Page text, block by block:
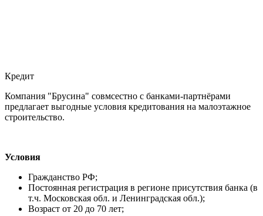
Кредит
Компания "Брусина" совмсестно с банками-партнёрами
предлагает выгодные условия кредитования на малоэтажное
строительство.
Условия
Гражданство РФ;
Постоянная регистрация в регионе присутствия банка (в
т.ч. Московская обл. и Ленинградская обл.);
Возраст от 20 до 70 лет;